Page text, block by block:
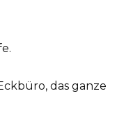
das ganze